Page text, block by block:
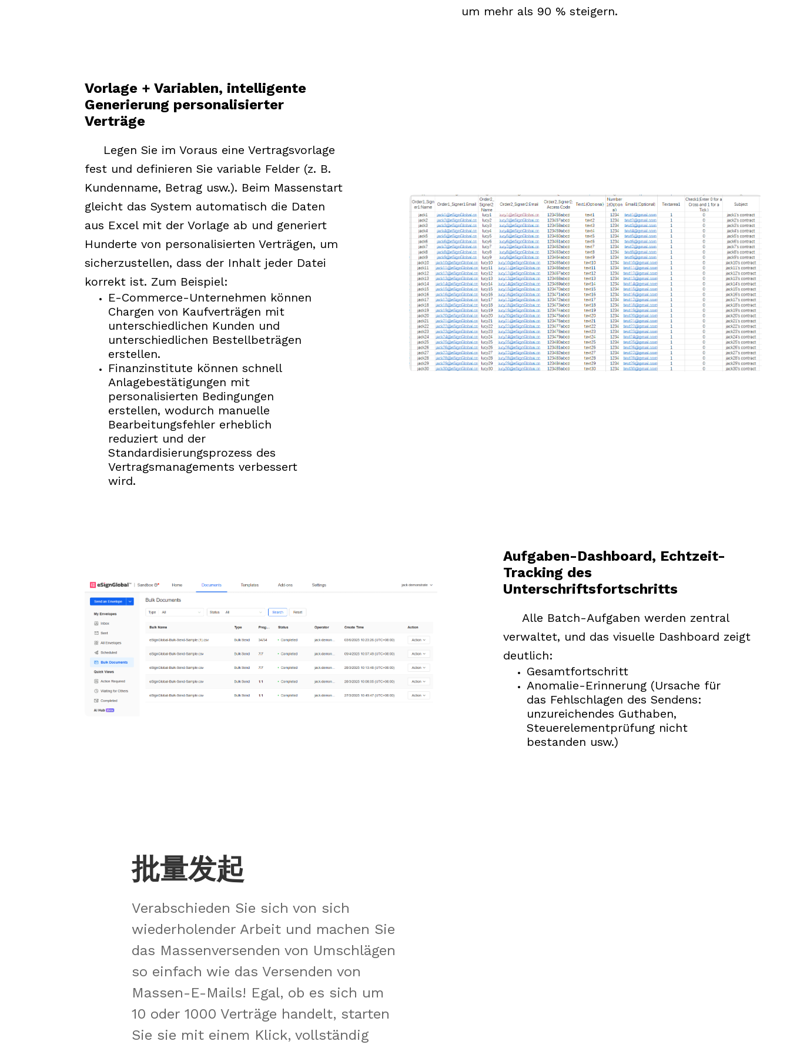
um mehr als 90 % steigern.
Vorlage + Variablen, intelligente
Generierung personalisierter
Verträge
Legen Sie im Voraus eine Vertragsvorlage
fest und definieren Sie variable Felder (z. B.
Kundenname, Betrag usw.). Beim Massenstart
gleicht das System automatisch die Daten
aus Excel mit der Vorlage ab und generiert
Hunderte von personalisierten Verträgen, um
sicherzustellen, dass der Inhalt jeder Datei
korrekt ist. Zum Beispiel:
E-Commerce-Unternehmen können
Chargen von Kaufverträgen mit
unterschiedlichen Kunden und
unterschiedlichen Bestellbeträgen
erstellen.
Finanzinstitute können schnell
Anlagebestätigungen mit
personalisierten Bedingungen
erstellen, wodurch manuelle
Bearbeitungsfehler erheblich
reduziert und der
Standardisierungsprozess des
Vertragsmanagements verbessert
wird.
Aufgaben-Dashboard, Echtzeit-
Tracking des
Unterschriftsfortschritts
Alle Batch-Aufgaben werden zentral
verwaltet, und das visuelle Dashboard zeigt
deutlich:
Gesamtfortschritt
Anomalie-Erinnerung (Ursache für
das Fehlschlagen des Sendens:
unzureichendes Guthaben,
Steuerelementprüfung nicht
bestanden usw.)
批量发起
Verabschieden Sie sich von sich
wiederholender Arbeit und machen Sie
das Massenversenden von Umschlägen
so einfach wie das Versenden von
Massen-E-Mails! Egal, ob es sich um
10 oder 1000 Verträge handelt, starten
Sie sie mit einem Klick, vollständig